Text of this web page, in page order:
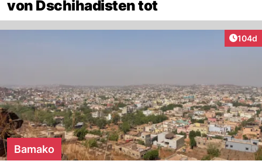
von Dschihadisten tot
104d
Bamako